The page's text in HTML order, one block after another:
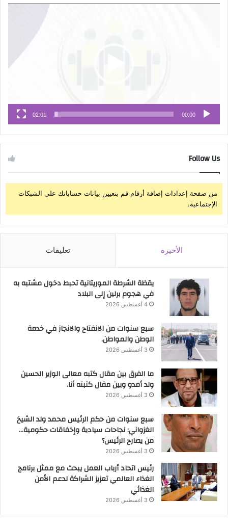
00:00
02:01
Follow Us
من صفحة إعدادات إضافة أرقام قم بتعيين بيانات حساباتك على الشبكات
الإجتماعية.
الأخيرة تعليقات
يقظة الشرطة الموريتانية تحبط دخول مشتبه به
في هجوم برلين إلى البلاد
4 أغسطس 2026
سبع سنوات من الانفتاح والانجاز في خدمة
الوطن والمواطن.
3 أغسطس 2026
ما الفرق بين مقال كتبه معالى الوزير الحسين
ولد أمدو وبين مقال كتبته أنا.
3 أغسطس 2026
سبع سنوات من حكم الرئيس محمد ولد الشيخ
الغزواني: نجاحات سيادية وإخفاقات حكومية…
من يصارح الرئيس؟
3 أغسطس 2026
رئيس اتحاد أرباب العمل يبحث مع ممثل برنامج
الغذاء العالمي تعزيز الشراكة لدعم الأمن
الغذائي
3 أغسطس 2026